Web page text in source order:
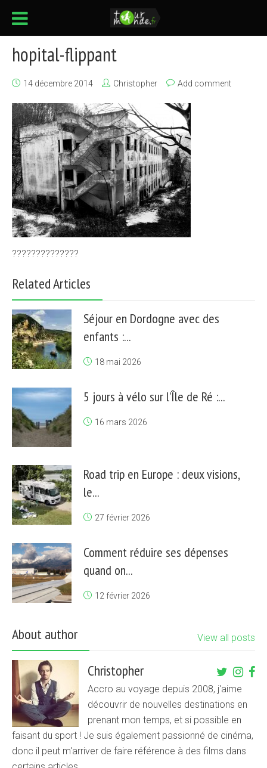
hopital-flippant
14 décembre 2014 Christopher Add comment
??????????????
Related Articles
Séjour en Dordogne avec des
enfants :...
18 mai 2026
5 jours à vélo sur l’Île de Ré :...
16 mars 2026
Road trip en Europe : deux visions,
le...
27 février 2026
Comment réduire ses dépenses
quand on...
12 février 2026
About author View all posts
Christopher
Accro au voyage depuis 2008, j'aime
découvrir de nouvelles destinations en
prenant mon temps, et si possible en
faisant du sport ! Je suis également passionné de cinéma,
donc il peut m'arriver de faire référence à des films dans